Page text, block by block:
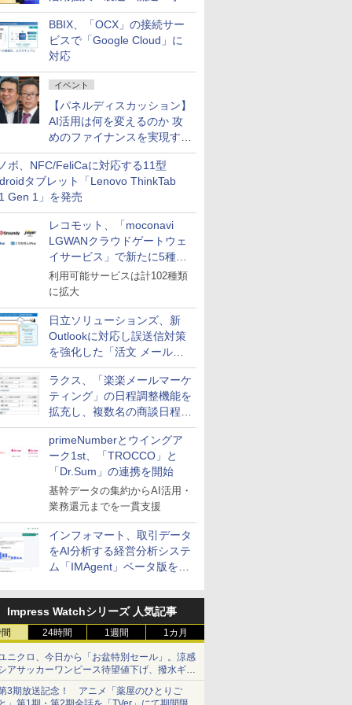
企業・広告代理店などが実装
フェーズへ
BBIX、「OCX」の接続サー
ビスで「Google Cloud」に
対応
イベント
【パネルディスカッション】
AI活用は何を変えるのか 攻
めのファイナンスを実現する
業務設計とマインドセット変
革
ボ、NFC/FeliCaに対応する11型
タブレット「Lenovo ThinkTab
Gen 1」を発売
レコモット、「moconavi
LGWANクラウドゲートウェ
イサービス」で新たに5種類
のサービスと連携開始
利用可能サービスは計102種類
に拡大
日立ソリューションズ、新
Outlookに対応し誤送信対策
を強化した「活文 メール誤
送信防止アドインサービス」
を提供
ラクス、「楽楽メールマーケ
ティング」の日程調整機能を
拡充し、複数名の商談日程調
整を効率化
primeNumberとウイングア
ーク1st、「TROCCO」と
「Dr.Sum」の連携を開始
基幹データの集約からAI活用・
業務還元までを一貫支援
インフォマート、取引データ
をAI分析する経営分析システ
ム「IMAgent」ベータ版を提
Impress Watchシリーズ 人気記事
24時間 1週間 1カ月
ニクロ、今日から「お盆特別セール」。涼感
アサッカーワンピース待望値下げ、撥水ギア
ョーツは1990円に
3期放送記念！ アニメ「薬屋のひとりご